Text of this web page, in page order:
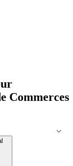
Commerces